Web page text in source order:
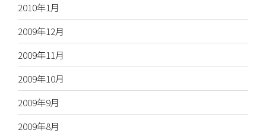
2010年1月
2009年12月
2009年11月
2009年10月
2009年9月
2009年8月